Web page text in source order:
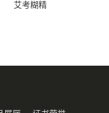
艾考糊精